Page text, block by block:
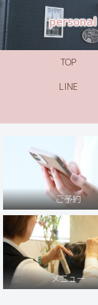
personal
TOP
LINE
ご予約
メニュー